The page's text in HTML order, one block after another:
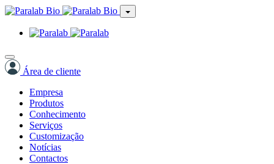
Área de cliente
Empresa
Produtos
Conhecimento
Serviços
Customização
Notícias
Contactos